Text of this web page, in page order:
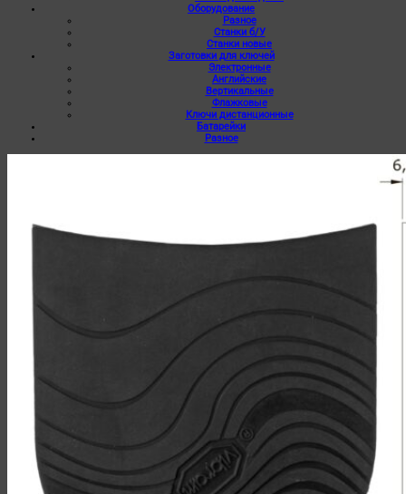
Оборудование
Разное
Станки б/У
Станки новые
Заготовки для ключей
Электронные
Английские
Вертикальные
Флажковые
Ключи дистанционные
Батарейки
Разное